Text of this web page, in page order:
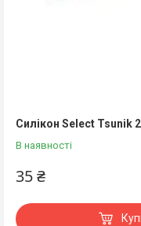
Силікон Select Tsunik
В наявності
35 ₴